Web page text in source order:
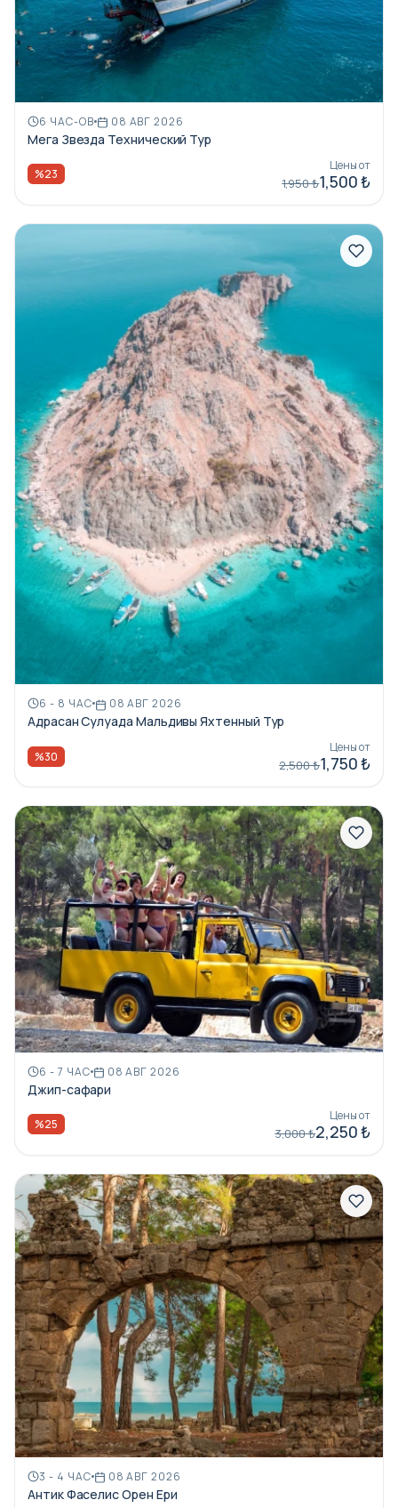
6 ЧАС-ОВ 08 АВГ 2026
Мега Звезда Технический Тур
%23
Цены от
1,950 ₺1,500 ₺
6 - 8 ЧАС 08 АВГ 2026
Адрасан Сулуада Мальдивы Яхтенный Тур
%30
Цены от
2,500 ₺1,750 ₺
6 - 7 ЧАС 08 АВГ 2026
Джип-сафари
%25
Цены от
3,000 ₺2,250 ₺
3 - 4 ЧАС 08 АВГ 2026
Антик Фаселис Орен Ери